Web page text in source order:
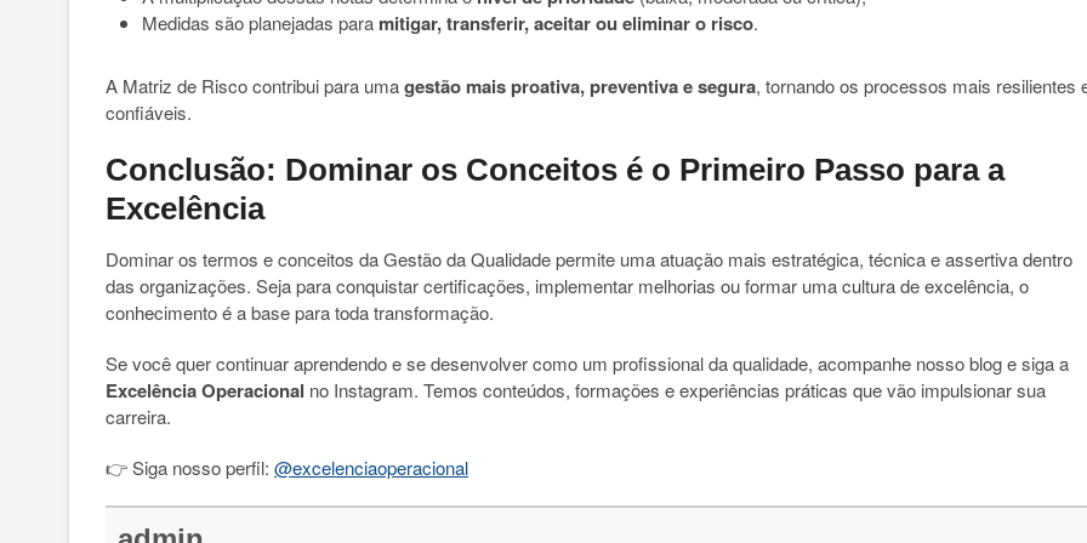
Medidas são planejadas para mitigar, transferir, aceitar ou eliminar o risco.
A Matriz de Risco contribui para umagestão mais proativa, preventiva e segura, tornando os processos mais resilientes
confiáveis.
Conclusão: Dominar os Conceitos é o Primeiro Passo para a
Excelência
Dominar os termos e conceitos da Gestão da Qualidade permite uma atuação mais estratégica, técnica e assertiva dentro
das organizações. Seja para conquistar certificações, implementar melhorias ou formar uma cultura de excelência, o
conhecimento é a base para toda transformação.
Se você quer continuar aprendendo e se desenvolver como um profissional da qualidade, acompanhe nosso blog e siga a
Excelência Operacional no Instagram. Temos conteúdos, formações e experiências práticas que vão impulsionar sua
carreira.
👉 Siga nosso perfil: @excelenciaoperacional